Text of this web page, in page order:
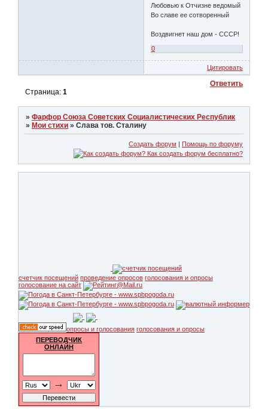
Любовью к Отчизне ведомый
Во славе ее сотворенный
Воздвигнет наш дом - СССР!
0
Цитировать
Ответить
Страница:1
»Фарфор Союза Советских Социалистических Республик
»Мои стихи »Слава тов. Сталину
Создать форум | Помощь по форуму
счетчик посещений проведение опросов голосования и опросы
голосование на сайт
опросы и голосования голосования и опросы
ПЕРЕВОДЧИК
ОНЛАЙН
→